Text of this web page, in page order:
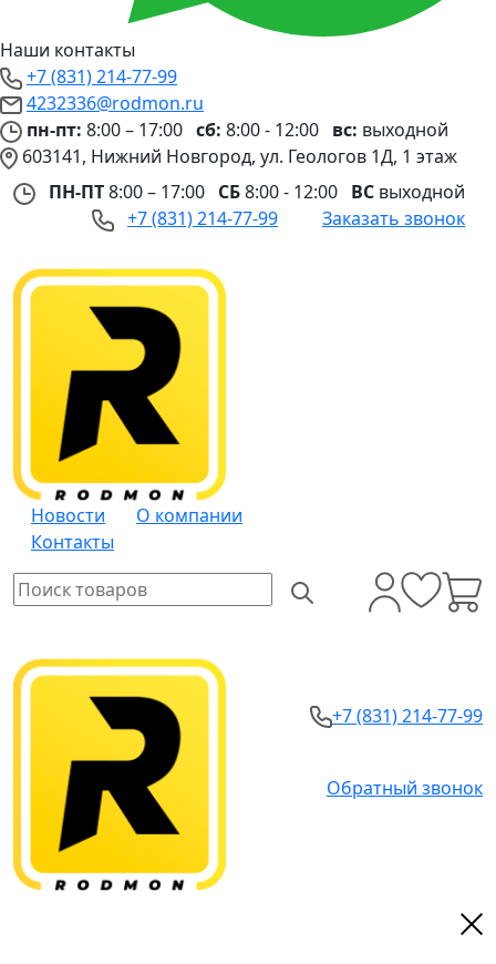
Наши контакты
+7 (831) 214-77-99
4232336@rodmon.ru
пн-пт: 8:00 – 17:00 сб: 8:00 - 12:00 вс: выходной
603141, Нижний Новгород, ул. Геологов 1Д, 1 этаж
ПН-ПТ8:00 – 17:00 СБ8:00 - 12:00 ВС выходной
+7 (831) 214-77-99
Заказать звонок
Новости
О компании
Контакты
+7 (831) 214-77-99
Обратный звонок